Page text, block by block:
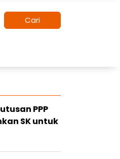
Cari
PPP
SK untuk